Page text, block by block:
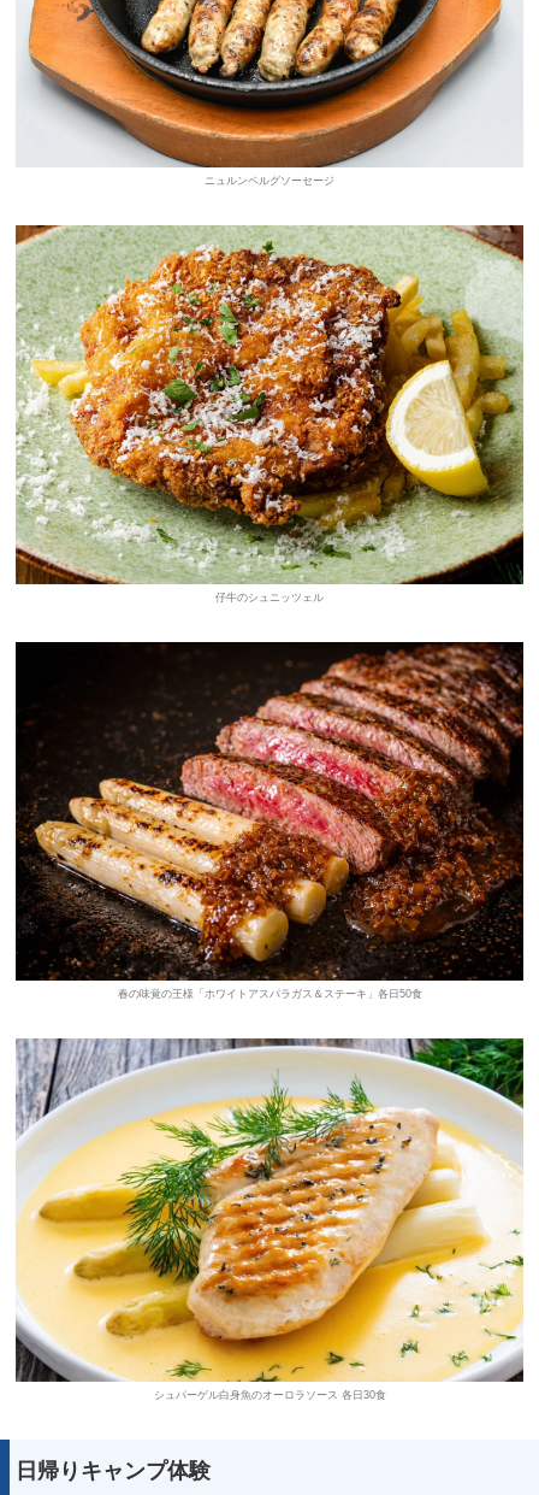
ニュルンベルグソーセージ
仔牛のシュニッツェル
春の味覚の王様「ホワイトアスパラガス＆ステーキ」各日50食
シュパーゲル白身魚のオーロラソース 各日30食
日帰りキャンプ体験